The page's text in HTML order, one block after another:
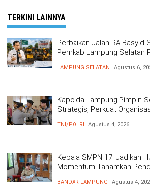
TERKINI LAINNYA
Perbaikan Jalan RA Basyid
Pemkab Lampung Selatan
LAMPUNG SELATAN Agustus 6,
Kapolda Lampung Pimpin
Strategis, Perkuat
TNI/POLRI Agustus 4, 2026
Kepala SMPN 17: Jadikan
Momentum Tanamkan
BANDAR LAMPUNG Agustus 4,